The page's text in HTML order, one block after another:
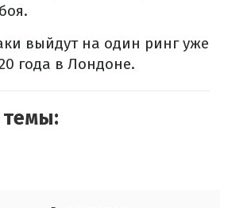
выйдут на один ринг уже
года в Лондоне.